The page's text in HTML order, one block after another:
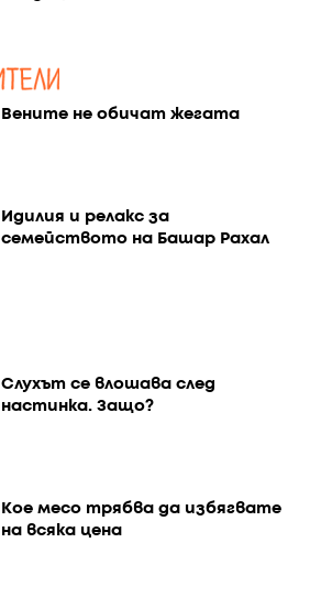
Вените не обичат жегата
Идилия и релакс за
семейството на Башар Рахал
Слухът се влошава след
настинка. Защо?
Кое месо трябва да избягвате
на всяка цена